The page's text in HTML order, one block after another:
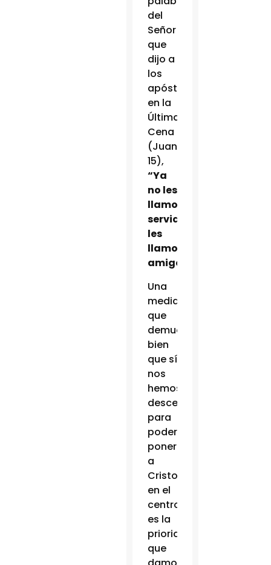
del
Señor
que
dijo a
los
apóstoles
en la
Última
Cena
(Juan
15),
“Ya
no les
llamo
servidores,
les
llamo
amigos”.
Una
medida
que
demuestra
bien
que sí
nos
hemos
descentrados
para
poder
poner
a
Cristo
en el
centro
es la
prioridad
que